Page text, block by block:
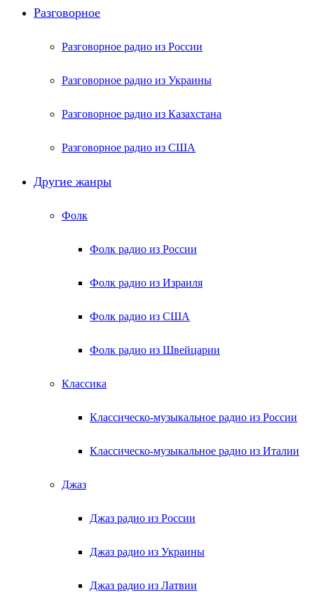
Разговорное
Разговорное радио из России
Разговорное радио из Украины
Разговорное радио из Казахстана
Разговорное радио из США
Другие жанры
Фолк
Фолк радио из России
Фолк радио из Израиля
Фолк радио из США
Фолк радио из Швейцарии
Классика
Классическо-музыкальное радио из России
Классическо-музыкальное радио из Италии
Джаз
Джаз радио из России
Джаз радио из Украины
Джаз радио из Латвии